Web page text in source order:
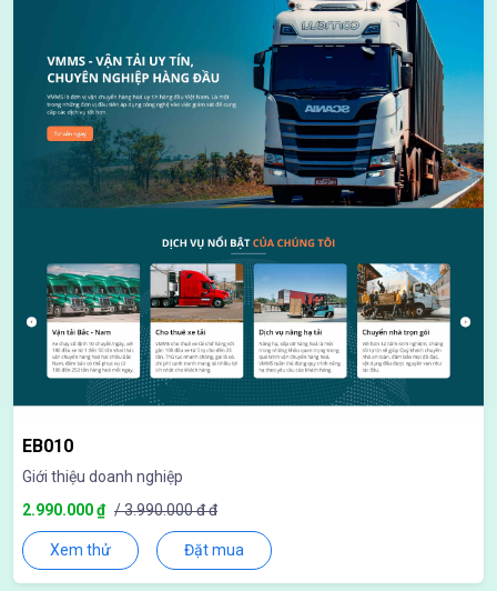
EB010
Giới thiệu doanh nghiệp
2.990.000 ₫ / 3.990.000 đ đ
Xem thử Đặt mua